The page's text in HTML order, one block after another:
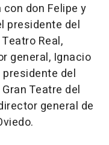
don Felipe y
presidente del
Real,
general, Ignacio
del
Teatre del
general de